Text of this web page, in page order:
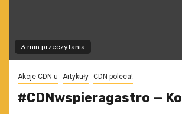
3 min przeczytania
Akcje CDN-u Artykuły CDN poleca!
#CDNwspieragastro —